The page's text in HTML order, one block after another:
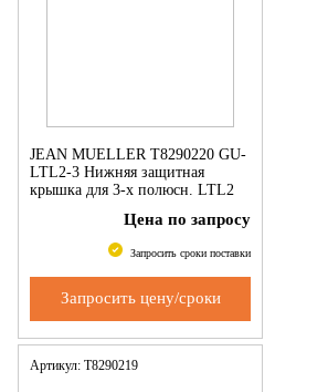
JEAN MUELLER Т8290220 GU-
LTL2-3 Нижняя защитная
крышка для 3-х полюсн. LTL2
Цена по запросу
Запросить сроки поставки
Запросить цену/сроки
Артикул: Т8290219